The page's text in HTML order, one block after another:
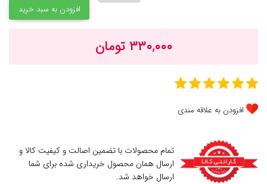
افزودن به سبد خرید
۳۳۰,۰۰۰ تومان
افزودن به علاقه مندی
تمام محصولات با تضمین اصالت و کیفیت کالا و
ارسال همان محصول خریداری شده برای شما
ارسال خواهد شد.